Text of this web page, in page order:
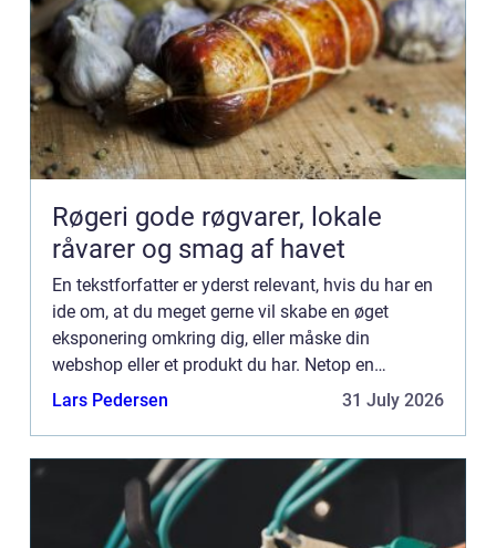
Røgeri gode røgvarer, lokale
råvarer og smag af havet
En tekstforfatter er yderst relevant, hvis du har en
ide om, at du meget gerne vil skabe en øget
eksponering omkring dig, eller måske din
webshop eller et produkt du har. Netop en
tekstforfatter har de kompetencer, som du måske
Lars Pedersen 31 July 2026